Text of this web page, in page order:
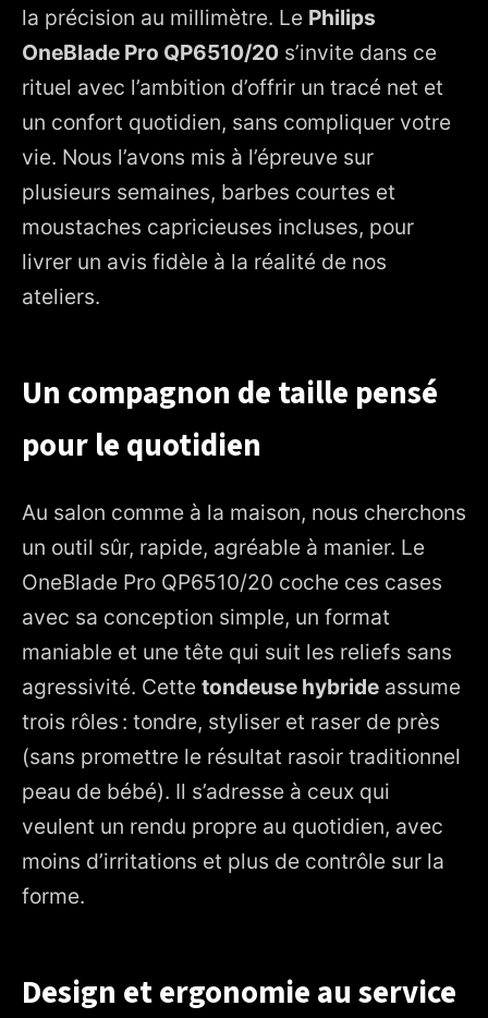
5. Contours et stylisation : tracé net, geste sûr
6. Autonomie, charge et entretien : la régularité avant tout
7. Comparatif express : QP6510/20 vs QP6520/30 et
OneBlade standard
8. Pour qui ce OneBlade Pro fait la différence
9. Rituel de barbier : notre méthode pour un résultat net
10. Forces et limites à connaître
11. Retour d’expérience du fauteuil
la précision au millimètre. Le Philips
OneBlade Pro QP6510/20 s’invite dans ce
rituel avec l’ambition d’offrir un tracé net et
un confort quotidien, sans compliquer votre
vie. Nous l’avons mis à l’épreuve sur
plusieurs semaines, barbes courtes et
moustaches capricieuses incluses, pour
livrer un avis fidèle à la réalité de nos
ateliers.
Un compagnon de taille pensé
pour le quotidien
Au salon comme à la maison, nous cherchons
un outil sûr, rapide, agréable à manier. Le
OneBlade Pro QP6510/20 coche ces cases
avec sa conception simple, un format
maniable et une tête qui suit les reliefs sans
agressivité. Cette tondeuse hybride assume
trois rôles : tondre, styliser et raser de près
(sans promettre le résultat rasoir traditionnel
peau de bébé). Il s’adresse à ceux qui
veulent un rendu propre au quotidien, avec
moins d’irritations et plus de contrôle sur la
forme.
Design et ergonomie au service